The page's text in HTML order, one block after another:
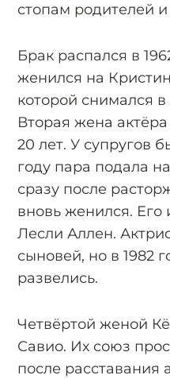
стопам родителей
Брак распался в
женился на
которой снимался в
Вторая жена
20 лет. У супругов
году пара подала
сразу после
вновь женился. Его
Лесли Аллен.
сыновей, но в 1982
развелись.
Четвёртой женой
Савио. Их союз
после расставания